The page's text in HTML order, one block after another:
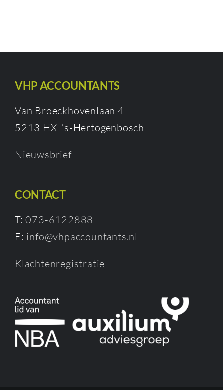
VHP ACCOUNTANTS
Van Broeckhovenlaan 4
5213 HX ‘s-Hertogenbosch
Nieuwsbrief
CONTACT
T:073-6122888
E: info@vhpaccountants.nl
Klachtenregistratie